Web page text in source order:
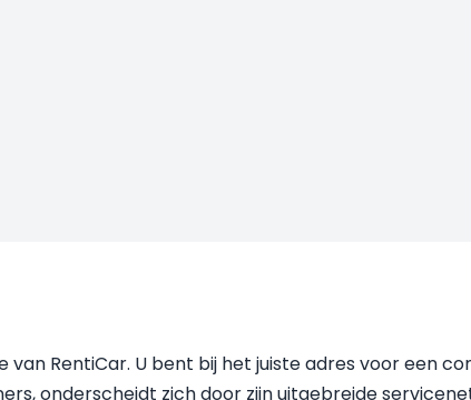
RentiCar. U bent bij het juiste adres voor een
onderscheidt zich door zijn uitgebreide